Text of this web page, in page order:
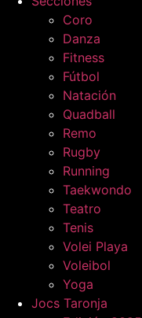
Coro
Danza
Fitness
Fútbol
Natación
Quadball
Remo
Rugby
Running
Taekwondo
Teatro
Tenis
Volei Playa
Voleibol
Yoga
Jocs Taronja